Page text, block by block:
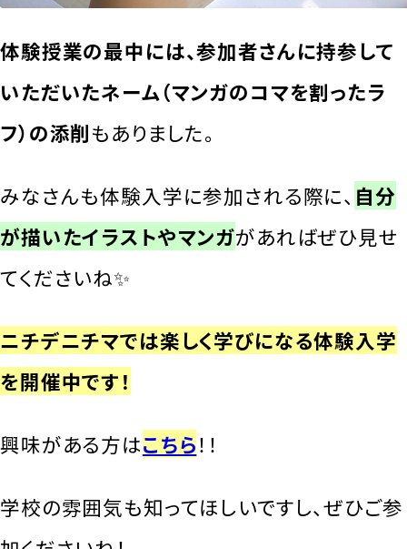
体験授業の最中には、参加者さんに持参して
いただいたネーム（マンガのコマを割ったラ
フ）の添削もありました。
みなさんも体験入学に参加される際に、 自分
が描いたイラストやマンガがあればぜひ見せ
てくださいね✨
ニチデニチマでは楽しく学びになる体験入学
を開催中です！
興味がある方はこちら！！
学校の雰囲気も知ってほしいですし、ぜひご参